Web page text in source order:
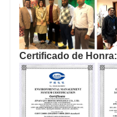
Certificado de Honra: